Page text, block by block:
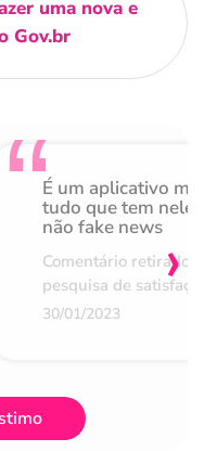
uma nova e
Gov.br
É um aplicativo
tudo que tem nele
não fake news
Comentário retirado
pesquisa de
30/01/2023
›